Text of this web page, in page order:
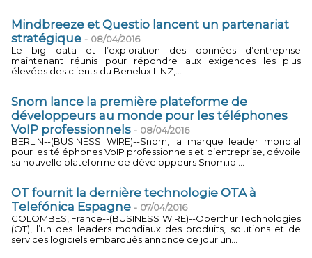
Mindbreeze et Questio lancent un partenariat
stratégique - 08/04/2016
Le big data et l’exploration des données d’entreprise
maintenant réunis pour répondre aux exigences les plus
élevées des clients du Benelux LINZ,...
Snom lance la première plateforme de
développeurs au monde pour les téléphones
VoIP professionnels - 08/04/2016
BERLIN--(BUSINESS WIRE)--Snom, la marque leader mondial
pour les téléphones VoIP professionnels et d’entreprise, dévoile
sa nouvelle plateforme de développeurs Snom.io....
OT fournit la dernière technologie OTA à
Telefónica Espagne - 07/04/2016
COLOMBES, France--(BUSINESS WIRE)--Oberthur Technologies
(OT), l’un des leaders mondiaux des produits, solutions et de
services logiciels embarqués annonce ce jour un...